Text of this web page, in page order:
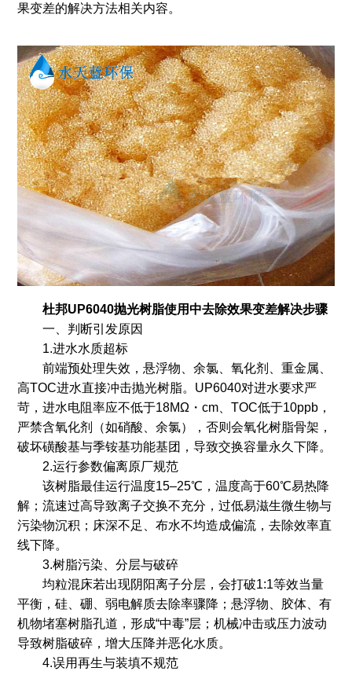
果变差的解决方法相关内容。
杜邦UP6040抛光树脂使用中去除效果变差解决步骤
一、判断引发原因
1.进水水质超标
前端预处理失效，悬浮物、余氯、氧化剂、重金属、
高TOC进水直接冲击抛光树脂。UP6040对进水要求严
苛，进水电阻率应不低于18MΩ・cm、TOC低于10ppb，
严禁含氧化剂（如硝酸、余氯），否则会氧化树脂骨架，
破坏磺酸基与季铵基功能基团，导致交换容量永久下降。
2.运行参数偏离原厂规范
该树脂最佳运行温度15–25℃，温度高于60℃易热降
解；流速过高导致离子交换不充分，过低易滋生微生物与
污染物沉积；床深不足、布水不均造成偏流，去除效率直
线下降。
3.树脂污染、分层与破碎
均粒混床若出现阴阳离子分层，会打破1:1等效当量
平衡，硅、硼、弱电解质去除率骤降；悬浮物、胶体、有
机物堵塞树脂孔道，形成“中毒”层；机械冲击或压力波动
导致树脂破碎，增大压降并恶化水质。
4.误用再生与装填不规范